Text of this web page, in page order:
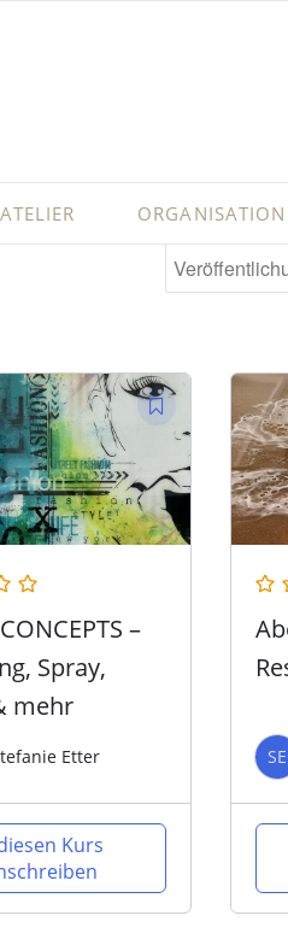
ATELIER ORGANISATION
–
Spray,
mehr
Etter
Kurs
SE